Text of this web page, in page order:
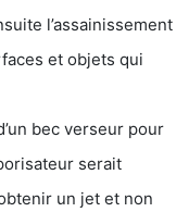
l’assainissement
et objets qui
bec verseur pour
serait
un jet et non